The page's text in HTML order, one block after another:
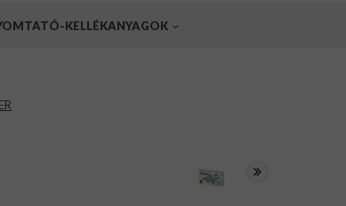
KELLÉKANYAGOK